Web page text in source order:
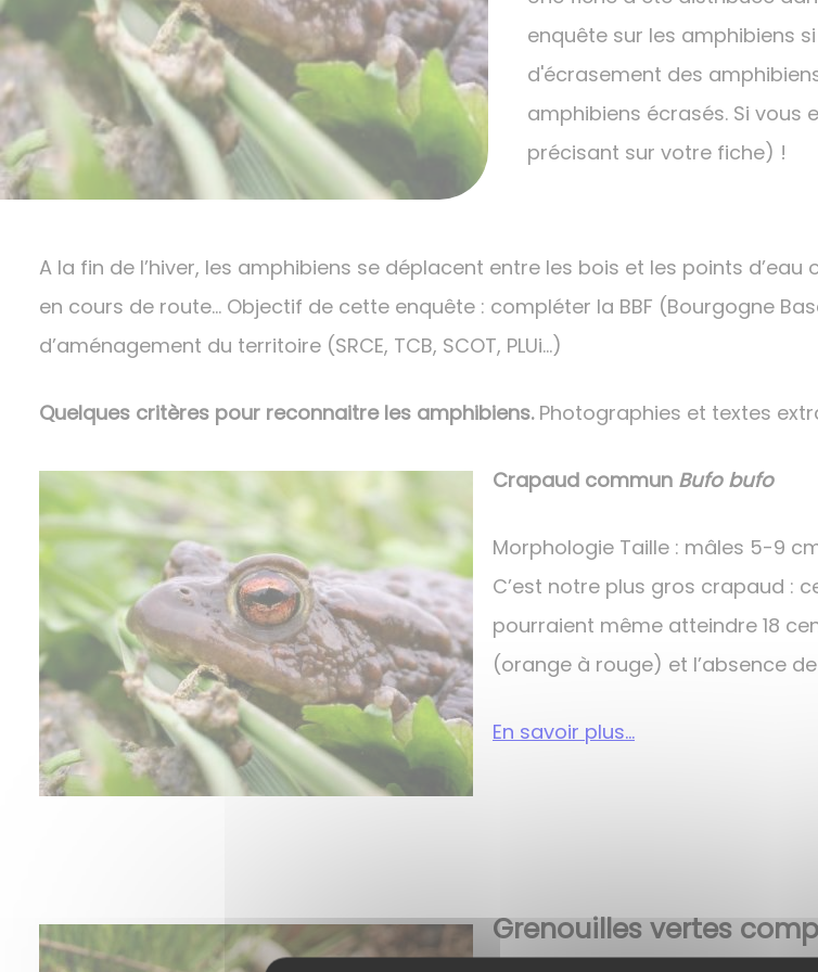
enquête sur les amphibiens
d'écrasement des
amphibiens écrasés. Si vous
précisant sur votre fiche) !
A la fin de l’hiver, les amphibiens se déplacent entre les bois et les points
en cours de route… Objectif de cette enquête : compléter la BBF (Bourgogne
d’aménagement du territoire (SRCE, TCB, SCOT, PLUi...)
Quelques critères pour reconnaitre les amphibiens. Photographies et textes
Crapaud commun Bufo bufo
Morphologie Taille : mâles 5-9
C’est notre plus gros crapaud :
pourraient même atteindre 18
(orange à rouge) et l’absence
En savoir plus...
Grenouilles vertes